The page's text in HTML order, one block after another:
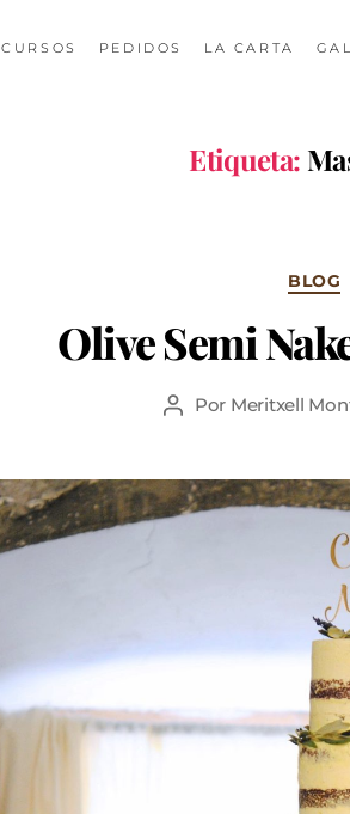
CURSOS PEDIDOS LA CARTA
Etiqueta:
BLOG
Olive Semi
Por Meritxell